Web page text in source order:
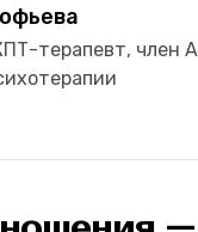
терапевт, член